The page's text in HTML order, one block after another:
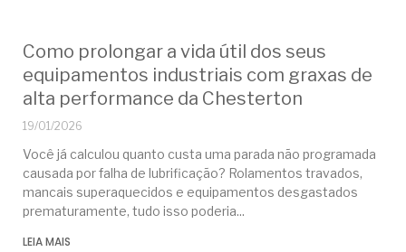
Como prolongar a vida útil dos seus
equipamentos industriais com graxas de
alta performance da Chesterton
19/01/2026
Você já calculou quanto custa uma parada não programada
causada por falha de lubrificação? Rolamentos travados,
mancais superaquecidos e equipamentos desgastados
prematuramente, tudo isso poderia
LEIA MAIS